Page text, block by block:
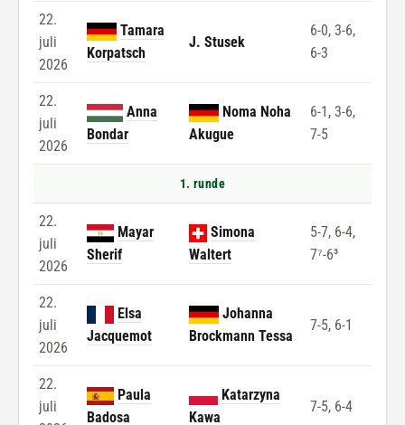
22.
juli
2026
Tamara
Korpatsch
J. Stusek
6-0, 3-6,
6-3
22.
juli
2026
Anna
Bondar
Noma Noha
Akugue
6-1, 3-6,
7-5
1. runde
22.
juli
2026
Mayar
Sherif
Simona
Waltert
5-7, 6-4,
7⁷-6³
22.
juli
2026
Elsa
Jacquemot
Johanna
Brockmann Tessa
7-5, 6-1
22.
juli
Paula
Badosa
Katarzyna
Kawa
7-5, 6-4